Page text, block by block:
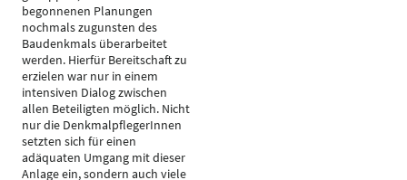
begonnenen Planungen
nochmals zugunsten des
Baudenkmals überarbeitet
werden. Hierfür Bereitschaft zu
erzielen war nur in einem
intensiven Dialog zwischen
allen Beteiligten möglich. Nicht
nur die DenkmalpflegerInnen
setzten sich für einen
adäquaten Umgang mit dieser
Anlage ein, sondern auch viele